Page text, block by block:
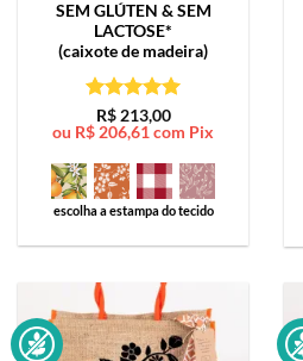
SEM GLÚTEN & SEM
LACTOSE*
(caixote de madeira)
Avaliação5
de 5
R$213,00
ou R$ 206,61 com Pix
escolha a estampa do tecido